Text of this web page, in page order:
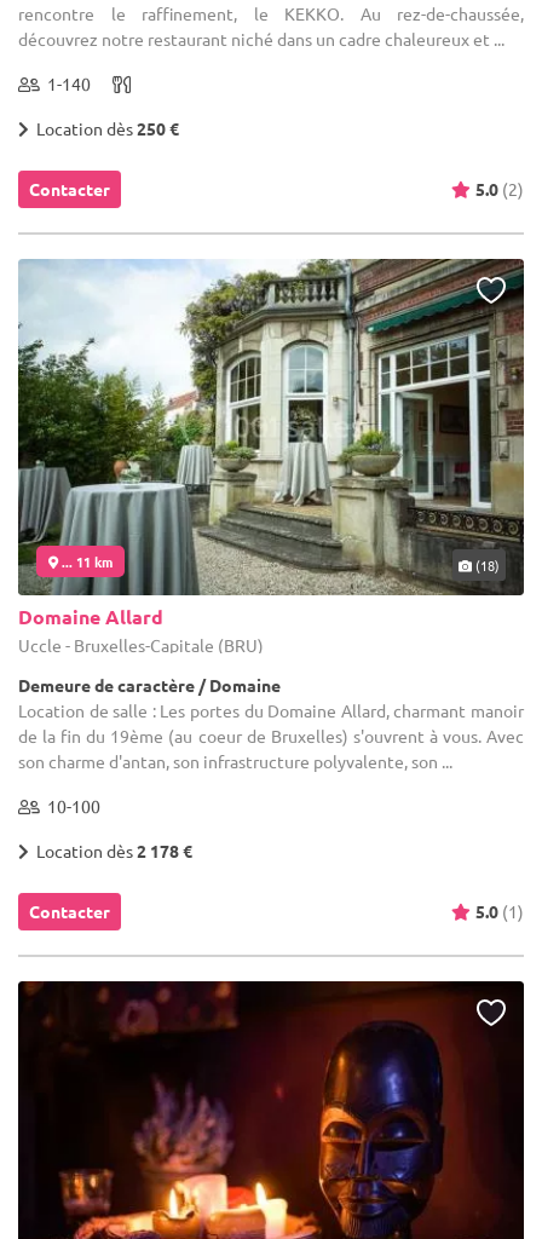
rencontre le raffinement, le KEKKO. Au rez-de-chaussée,
découvrez notre restaurant niché dans un cadre chaleureux et ...
1-140
Location dès250 €
Contacter 5.0 (2)
... 11 km (18)
Domaine Allard
Uccle - Bruxelles-Capitale (BRU)
Demeure de caractère / Domaine
Location de salle : Les portes du Domaine Allard, charmant manoir
de la fin du 19ème (au coeur de Bruxelles) s'ouvrent à vous. Avec
son charme d'antan, son infrastructure polyvalente, son ...
10-100
Location dès2 178 €
Contacter 5.0 (1)